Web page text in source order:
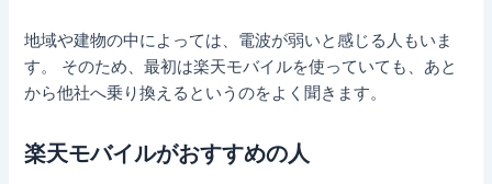
地域や建物の中によっては、電波が弱いと感じる人もいま
す。 そのため、最初は楽天モバイルを使っていても、あと
から他社へ乗り換えるというのをよく聞きます。
楽天モバイルがおすすめの人